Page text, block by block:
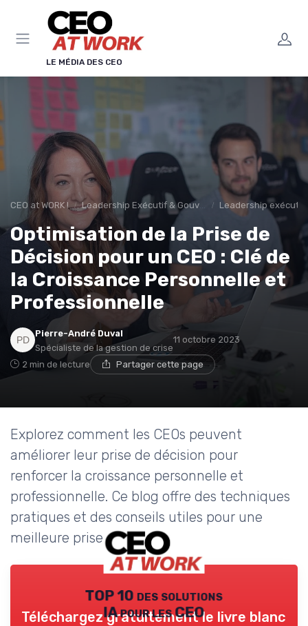
LE MÉDIA DES CEO
CEO at WORK ! Leadership Exécutif & Gouvernance Leadership exécutif
Optimisation de la Prise de
Décision pour un CEO : Clé de
la Croissance Personnelle et
Professionnelle
Pierre-André Duval
Spécialiste de la gestion de crise
11 octobre 2023
2 min de lecture Partager cette page
Explorez comment les CEOs peuvent
améliorer leur prise de décision pour
renforcer la croissance personnelle et
professionnelle. Ce blog offre des techniques
pratiques et des conseils utiles pour une
meilleure prise de décision.
TOP 10 des solutions
IA pour les CEO
Téléchargez gratuitement le livre blanc
Panneau de gestion des cookies